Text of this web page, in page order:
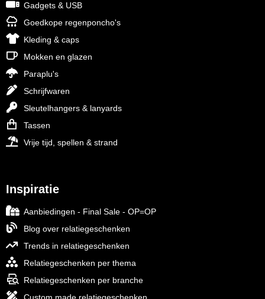
Gadgets & USB
Goedkope regenponcho's
Kleding & caps
Mokken en glazen
Paraplu's
Schrijfwaren
Sleutelhangers & lanyards
Tassen
Vrije tijd, spellen & strand
Inspiratie
Aanbiedingen - Final Sale - OP=OP
Blog over relatiegeschenken
Trends in relatiegeschenken
Relatiegeschenken per thema
Relatiegeschenken per branche